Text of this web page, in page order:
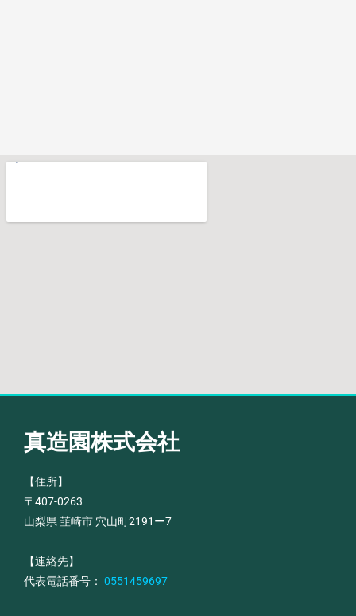
真造園株式会社
【住所】
〒407-0263
山梨県 韮崎市 穴山町2191ー7
【連絡先】
代表電話番号： 0551459697